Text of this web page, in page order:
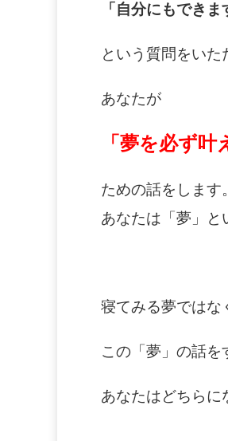
「自分にもできま
という質問をいた
あなたが
「夢を必ず叶
ための話をします。
あなたは「夢」と
寝てみる夢ではな
この「夢」の話を
あなたはどちらに